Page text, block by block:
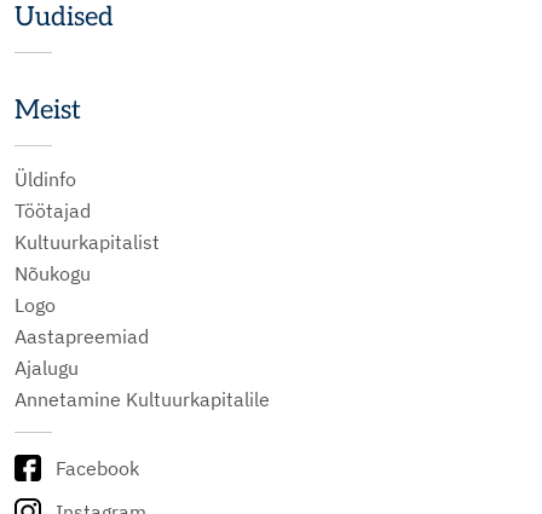
Uudised
Meist
Üldinfo
Töötajad
Kultuurkapitalist
Nõukogu
Logo
Aastapreemiad
Ajalugu
Annetamine Kultuurkapitalile
Facebook